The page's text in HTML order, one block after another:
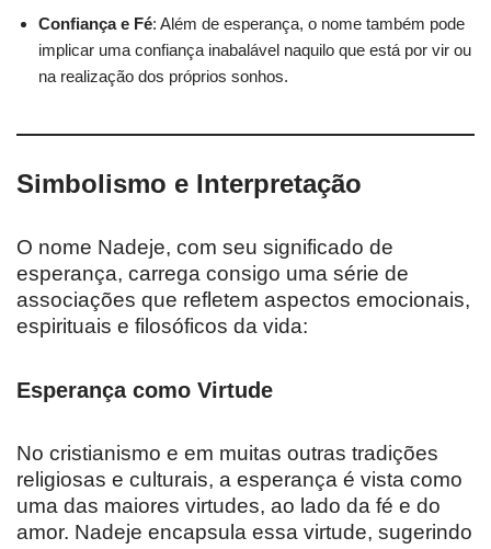
Confiança e Fé: Além de esperança, o nome também pode
implicar uma confiança inabalável naquilo que está por vir ou
na realização dos próprios sonhos.
Simbolismo e Interpretação
O nome Nadeje, com seu significado de
esperança, carrega consigo uma série de
associações que refletem aspectos emocionais,
espirituais e filosóficos da vida:
Esperança como Virtude
No cristianismo e em muitas outras tradições
religiosas e culturais, a esperança é vista como
uma das maiores virtudes, ao lado da fé e do
amor. Nadeje encapsula essa virtude, sugerindo